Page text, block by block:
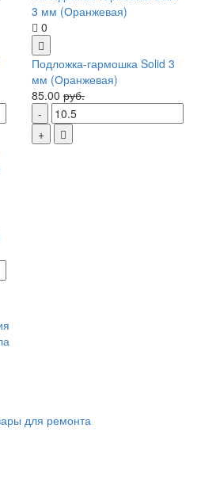
0
Подложка-гармошка Solid 3
мм (Оранжевая)
85.00 руб.
для ремонта